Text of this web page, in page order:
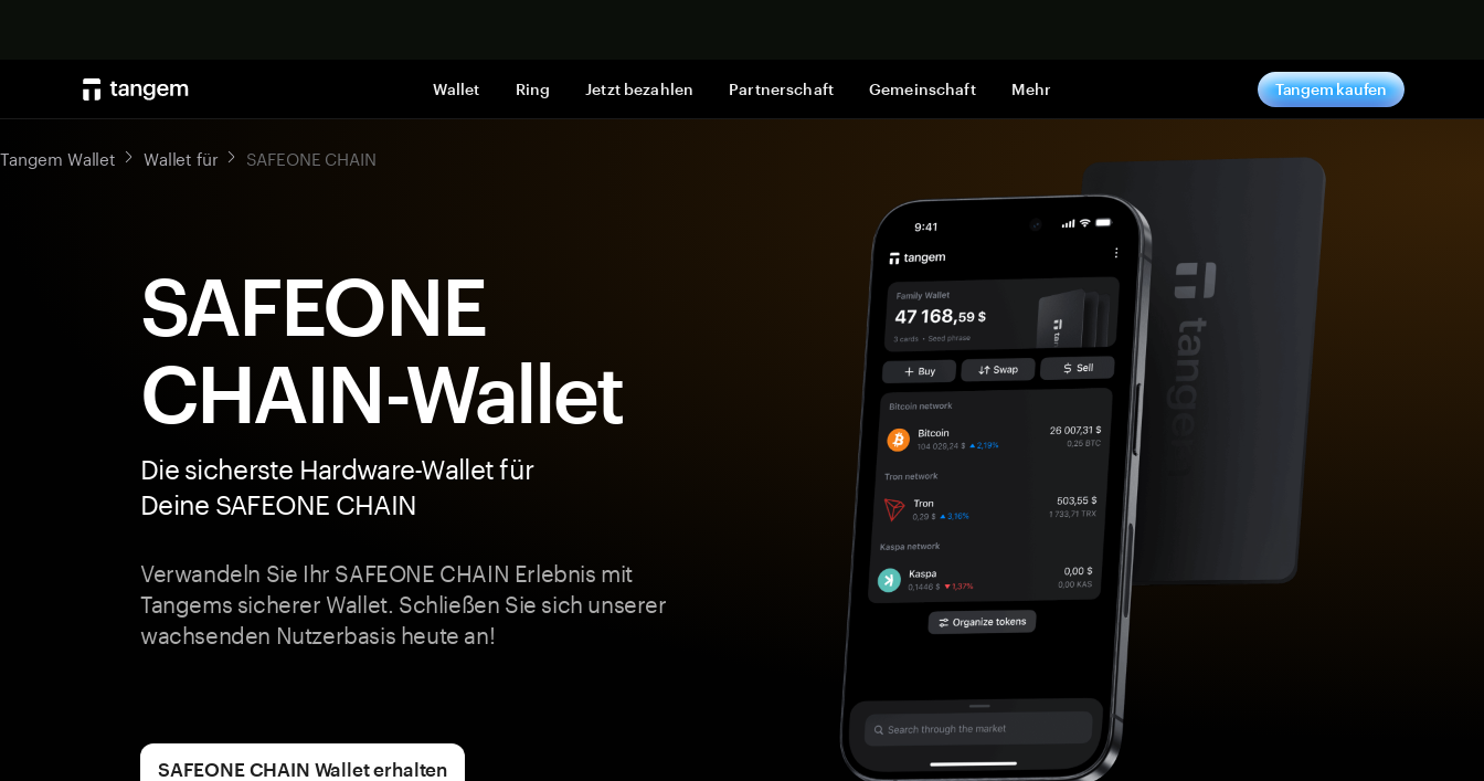
Wallet Ring Jetzt bezahlen Partnerschaft Gemeinschaft Mehr Tangem kaufen
Tangem Wallet Wallet für SAFEONE CHAIN
SAFEONE
CHAIN-Wallet
Die sicherste Hardware-Wallet für
Deine SAFEONE CHAIN
Verwandeln Sie Ihr SAFEONE CHAIN Erlebnis mit
Tangems sicherer Wallet. Schließen Sie sich unserer
wachsenden Nutzerbasis heute an!
SAFEONE CHAIN Wallet erhalten